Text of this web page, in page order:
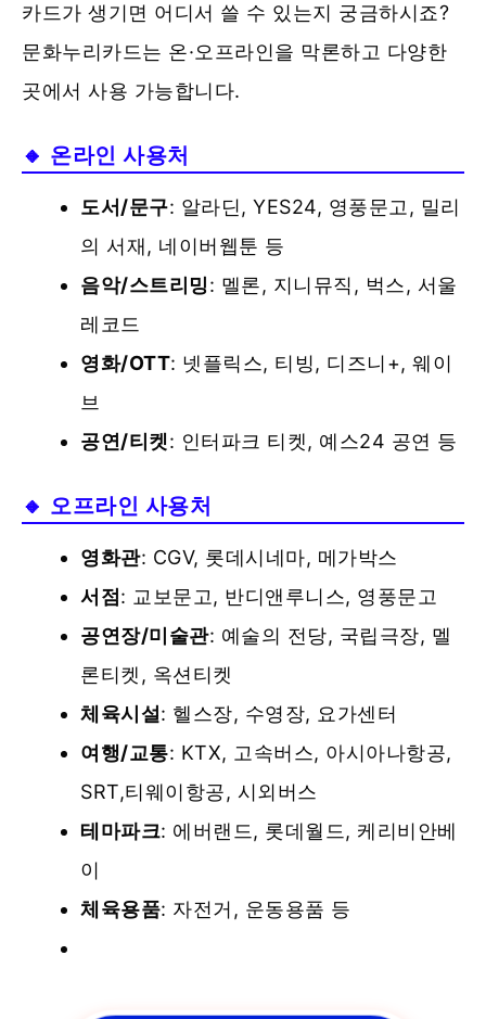
카드가 생기면 어디서 쓸 수 있는지 궁금하시죠?
문화누리카드는 온·오프라인을 막론하고 다양한
곳에서 사용 가능합니다.
🔸 온라인 사용처
도서/문구: 알라딘, YES24, 영풍문고, 밀리
의 서재, 네이버웹툰 등
음악/스트리밍: 멜론, 지니뮤직, 벅스, 서울
레코드
영화/OTT: 넷플릭스, 티빙, 디즈니+, 웨이
브
공연/티켓: 인터파크 티켓, 예스24 공연 등
🔸 오프라인 사용처
영화관: CGV, 롯데시네마, 메가박스
서점 : 교보문고, 반디앤루니스, 영풍문고
공연장/미술관: 예술의 전당, 국립극장, 멜
론티켓, 옥션티켓
체육시설: 헬스장, 수영장, 요가센터
여행/교통: KTX, 고속버스, 아시아나항공,
SRT,티웨이항공, 시외버스
테마파크: 에버랜드, 롯데월드, 케리비안베
이
체육용품: 자전거, 운동용품 등